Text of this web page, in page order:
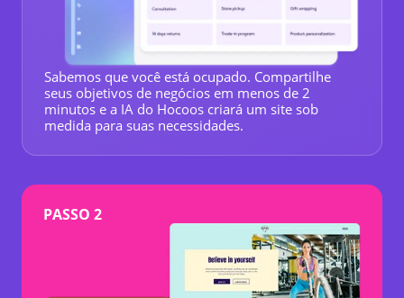
Sabemos que você está ocupado. Compartilhe
seus objetivos de negócios em menos de 2
minutos e a IA do Hocoos criará um site sob
medida para suas necessidades.
PASSO 2